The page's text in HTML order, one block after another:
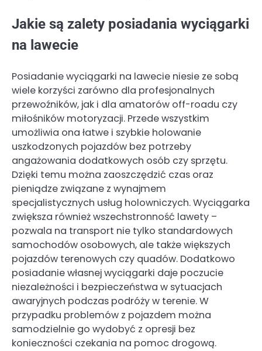
Jakie są zalety posiadania wyciągarki
na lawecie
Posiadanie wyciągarki na lawecie niesie ze sobą
wiele korzyści zarówno dla profesjonalnych
przewoźników, jak i dla amatorów off-roadu czy
miłośników motoryzacji. Przede wszystkim
umożliwia ona łatwe i szybkie holowanie
uszkodzonych pojazdów bez potrzeby
angażowania dodatkowych osób czy sprzętu.
Dzięki temu można zaoszczędzić czas oraz
pieniądze związane z wynajmem
specjalistycznych usług holowniczych. Wyciągarka
zwiększa również wszechstronność lawety –
pozwala na transport nie tylko standardowych
samochodów osobowych, ale także większych
pojazdów terenowych czy quadów. Dodatkowo
posiadanie własnej wyciągarki daje poczucie
niezależności i bezpieczeństwa w sytuacjach
awaryjnych podczas podróży w terenie. W
przypadku problemów z pojazdem można
samodzielnie go wydobyć z opresji bez
konieczności czekania na pomoc drogową.